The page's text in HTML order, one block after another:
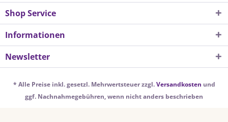
Shop Service
Informationen
Newsletter
* Alle Preise inkl. gesetzl. Mehrwertsteuer zzgl.Versandkosten und
ggf. Nachnahmegebühren, wenn nicht anders beschrieben